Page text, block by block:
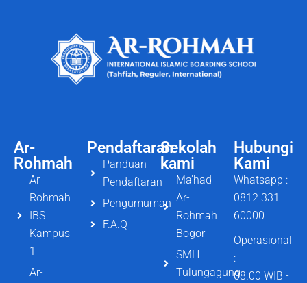
Ar-
Rohmah
Ar-
Rohmah
IBS
Kampus
1
Ar-
Pendaftaran
Panduan
Pendaftaran
Pengumuman
F.A.Q
Hubungi
Kami
Whatsapp :
0812 331
60000
Operasional
:
08.00 WIB -
Sekolah
kami
Ma'had
Ar-
Rohmah
Bogor
SMH
Tulungagung